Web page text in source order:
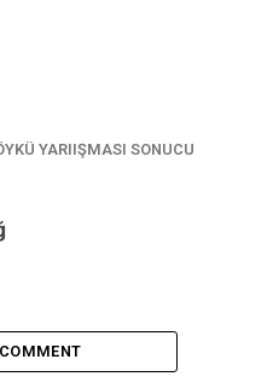
YARIIŞMASI SONUCU